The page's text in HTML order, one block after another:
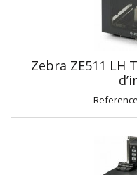
Zebra ZE511 LH